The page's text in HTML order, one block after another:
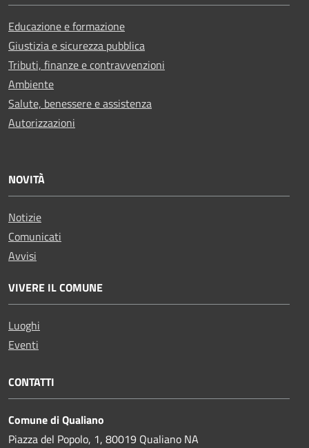
Educazione e formazione
Giustizia e sicurezza pubblica
Tributi, finanze e contravvenzioni
Ambiente
Salute, benessere e assistenza
Autorizzazioni
NOVITÀ
Notizie
Comunicati
Avvisi
VIVERE IL COMUNE
Luoghi
Eventi
CONTATTI
Comune di Qualiano
Piazza del Popolo, 1, 80019 Qualiano NA